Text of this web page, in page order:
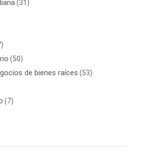
(31)
(50)
de bienes raíces (53)
(7)